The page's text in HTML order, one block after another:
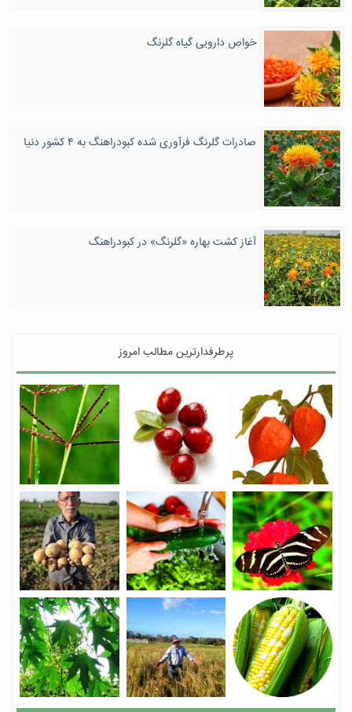
خواص دارویی گیاه گلرنگ
صادرات گلرنگ فرآوری شده کبودراهنگ به ۴ کشور دنیا
آغاز کشت بهاره «گلرنگ» در کبودراهنگ
پرطرفدارترین مطالب امروز